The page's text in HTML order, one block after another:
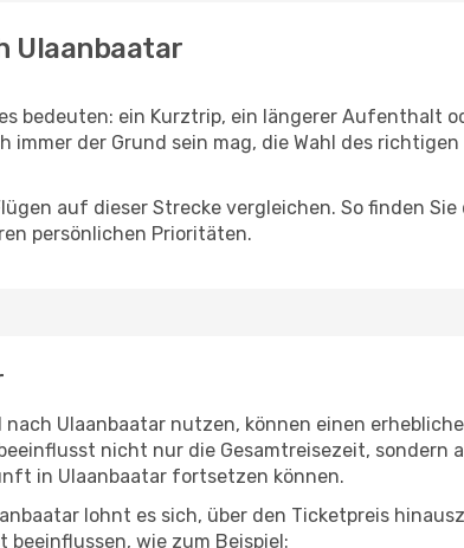
Ulaanbaatar
bedeuten: ein Kurztrip, ein längerer Aufenthalt
der Grund sein mag, die Wahl des
auf dieser Strecke vergleichen. So finden
persönlichen Prioritäten.
Ulaanbaatar nutzen, können einen
nicht nur die Gesamtreisezeit, sondern
in Ulaanbaatar fortsetzen können.
lohnt es sich, über den Ticketpreis
wie zum Beispiel: